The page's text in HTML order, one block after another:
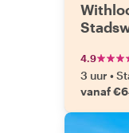
4.9
3 uur •
vanaf